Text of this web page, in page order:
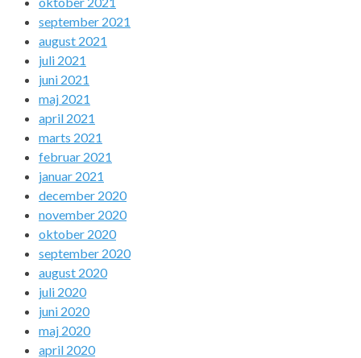
september 2021
august 2021
juli 2021
juni 2021
maj 2021
april 2021
marts 2021
februar 2021
januar 2021
december 2020
november 2020
oktober 2020
september 2020
august 2020
juli 2020
juni 2020
maj 2020
april 2020